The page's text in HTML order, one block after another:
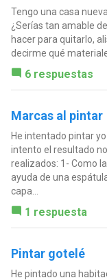
Tengo una casa
¿Serías tan amable
hacer para quitarlo,
decirme qué
6 respuestas
Marcas al pintar
He intentado pintar
intento el resultado
realizados: 1- Como
ayuda de una
capa...
1 respuesta
Pintar gotelé
He pintado una